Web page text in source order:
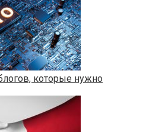
которые нужно